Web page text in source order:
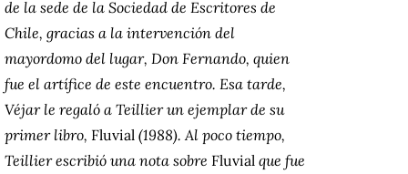
de la sede de la Sociedad de Escritores de
Chile, gracias a la intervención del
mayordomo del lugar, Don Fernando, quien
fue el artífice de este encuentro. Esa tarde,
Véjar le regaló a Teillier un ejemplar de su
primer libro, Fluvial (1988). Al poco tiempo,
Teillier escribió una nota sobre Fluvial que fue